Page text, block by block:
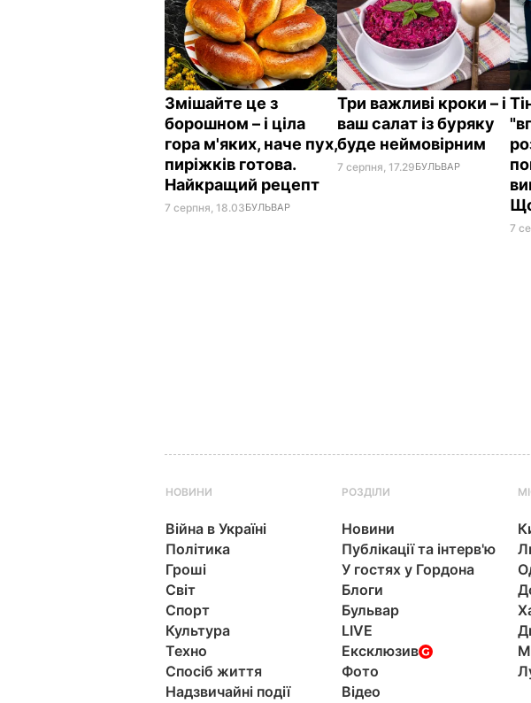
Змішайте це з
борошном – і ціла
гора м'яких, наче пух,
пиріжків готова.
Найкращий рецепт
7 серпня, 18.03БУЛЬВАР
Три важливі кроки – і
ваш салат із буряку
буде неймовірним
7 серпня, 17.29БУЛЬВАР
7
НОВИНИ
Війна в Україні
Політика
Гроші
Світ
Спорт
Культура
Техно
Спосіб життя
Надзвичайні події
РОЗДІЛИ
Новини
Публікації та інтерв'ю
У гостях у Гордона
Блоги
Бульвар
LIVE
Ексклюзив
Фото
Відео